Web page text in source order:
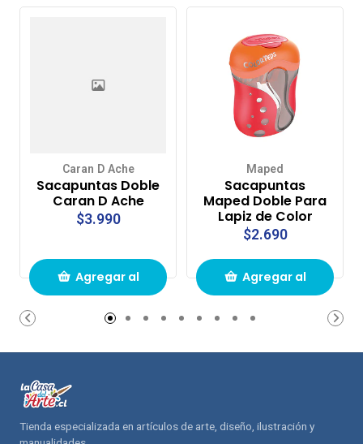
Caran D Ache
Sacapuntas Doble
Caran D Ache
$3.990
Agregar al
carrito de
compras
Maped
Sacapuntas
Maped Doble Para
Lapiz de Color
$2.690
Agregar al
carrito de
compras
Tienda especializada en artículos de arte, diseño, ilustración y